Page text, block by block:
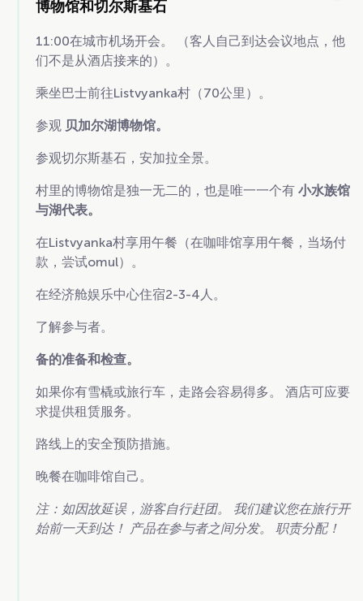
博物馆和切尔斯基石
11:00在城市机场开会。 （客人自己到达会议地点，他
们不是从酒店接来的）。
乘坐巴士前往Listvyanka村（70公里）。
参观 贝加尔湖博物馆。
参观切尔斯基石，安加拉全景。
村里的博物馆是独一无二的，也是唯一一个有 小水族馆
与湖代表。
在Listvyanka村享用午餐（在咖啡馆享用午餐，当场付
款，尝试omul）。
在经济舱娱乐中心住宿2-3-4人。
了解参与者。
备的准备和检查。
如果你有雪橇或旅行车，走路会容易得多。 酒店可应要
求提供租赁服务。
路线上的安全预防措施。
晚餐在咖啡馆自己。
注：如因故延误，游客自行赶团。 我们建议您在旅行开
始前一天到达！ 产品在参与者之间分发。 职责分配！